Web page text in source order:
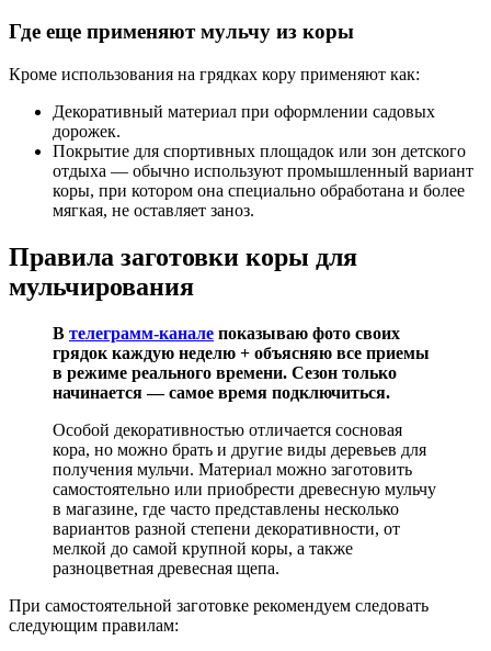
Где еще применяют мульчу из коры
Кроме использования на грядках кору применяют как:
Декоративный материал при оформлении садовых
дорожек.
Покрытие для спортивных площадок или зон детского
отдыха — обычно используют промышленный вариант
коры, при котором она специально обработана и более
мягкая, не оставляет заноз.
Правила заготовки коры для
мульчирования
В телеграмм-канале показываю фото своих
грядок каждую неделю + объясняю все приемы
в режиме реального времени. Сезон только
начинается — самое время подключиться.
Особой декоративностью отличается сосновая
кора, но можно брать и другие виды деревьев для
получения мульчи. Материал можно заготовить
самостоятельно или приобрести древесную мульчу
в магазине, где часто представлены несколько
вариантов разной степени декоративности, от
мелкой до самой крупной коры, а также
разноцветная древесная щепа.
При самостоятельной заготовке рекомендуем следовать
следующим правилам: